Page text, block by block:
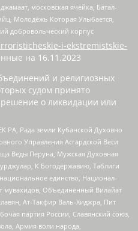
московская ячейка, Батал-
Молодёжь Которая Улыбается,
добровольческий корпус
i-ekstremistskie-
на 16.11.2023
и религиозных
судом принято
о ликвидации или
РА, Рада земли Кубанской Духовно
Управления Асгардской Веси
Веды Перуна, Мужская Духовная
К Богодержавию, Таблиги
единство, Национал-
мувахидов, Объединенный Вилайат
Ат-Такфир Валь-Хиджра, Пит
партия России, Славянский союз,
Армия воли народа,